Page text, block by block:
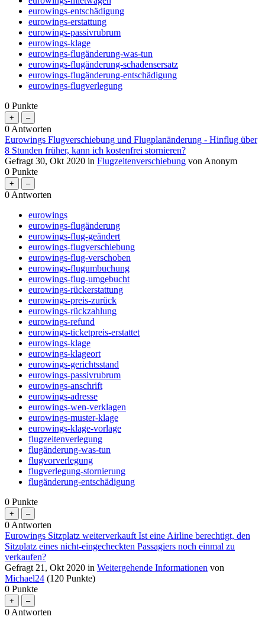
eurowings-entschädigung
eurowings-erstattung
eurowings-passivrubrum
eurowings-klage
eurowings-flugänderung-was-tun
eurowings-flugänderung-schadensersatz
eurowings-flugänderung-entschädigung
eurowings-flugverlegung
0 Punkte
0 Antworten
Eurowings Flugverschiebung und Flugplanänderung - Hinflug über
8 Stunden früher, kann ich kostenfrei stornieren?
Gefragt 30, Okt 2020 in Flugzeitenverschiebung von Anonym
0 Punkte
0 Antworten
eurowings
eurowings-flugänderung
eurowings-flug-geändert
eurowings-flugverschiebung
eurowings-flug-verschoben
eurowings-flugumbuchung
eurowings-flug-umgebucht
eurowings-rückerstattung
eurowings-preis-zurück
eurowings-rückzahlung
eurowings-refund
eurowings-ticketpreis-erstattet
eurowings-klage
eurowings-klageort
eurowings-gerichtsstand
eurowings-passivrubrum
eurowings-anschrift
eurowings-adresse
eurowings-wen-verklagen
eurowings-muster-klage
eurowings-klage-vorlage
flugzeitenverlegung
flugänderung-was-tun
flugvorverlegung
flugverlegung-stornierung
flugänderung-entschädigung
0 Punkte
0 Antworten
Eurowings Sitzplatz weiterverkauft Ist eine Airline berechtigt, den
Sitzplatz eines nicht-eingecheckten Passagiers noch einmal zu
verkaufen?
Gefragt 21, Okt 2020 in Weitergehende Informationen von
Michael24 (120 Punkte)
0 Punkte
0 Antworten